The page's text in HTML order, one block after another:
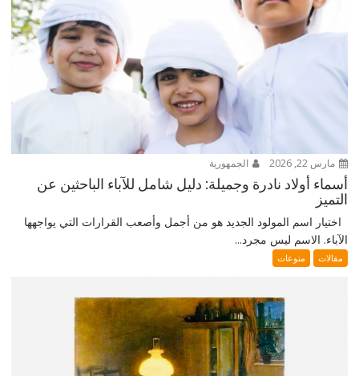
مارس 22, 2026 الجمهورية
أسماء أولاد نادرة وجميلة: دليل شامل للآباء الباحثين عن
التميز
اختيار اسم المولود الجديد هو من أجمل وأصعب القرارات التي يواجهها
الآباء. الاسم ليس مجرد...
مقالات منوعات